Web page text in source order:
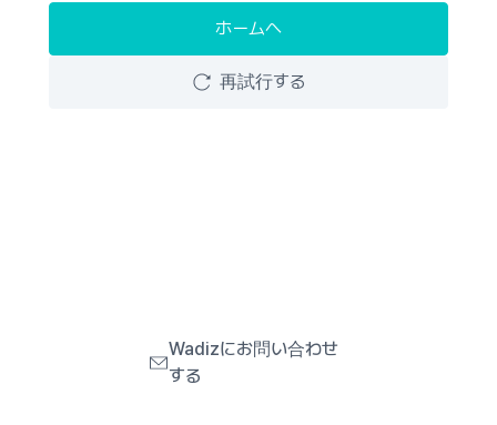
ホームへ
再試行する
Wadizにお問い合わせ
する